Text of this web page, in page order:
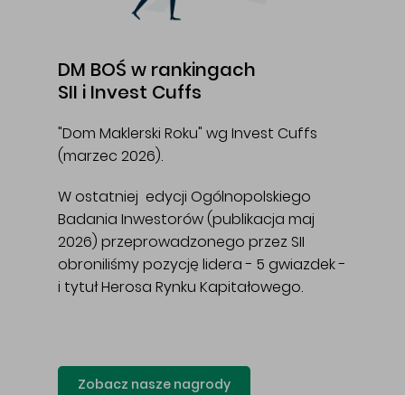
DM BOŚ w rankingach
SII i Invest Cuffs
"Dom Maklerski Roku" wg Invest Cuffs
(marzec 2026).
W ostatniej edycji Ogólnopolskiego
Badania Inwestorów (publikacja maj
2026) przeprowadzonego przez SII
obroniliśmy pozycję lidera - 5 gwiazdek -
i tytuł Herosa Rynku Kapitałowego.
Zobacz nasze nagrody